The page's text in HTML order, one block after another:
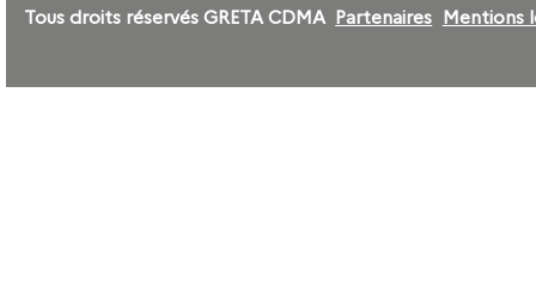
Tous droits réservés GRETA CDMA Partenaires Mentions